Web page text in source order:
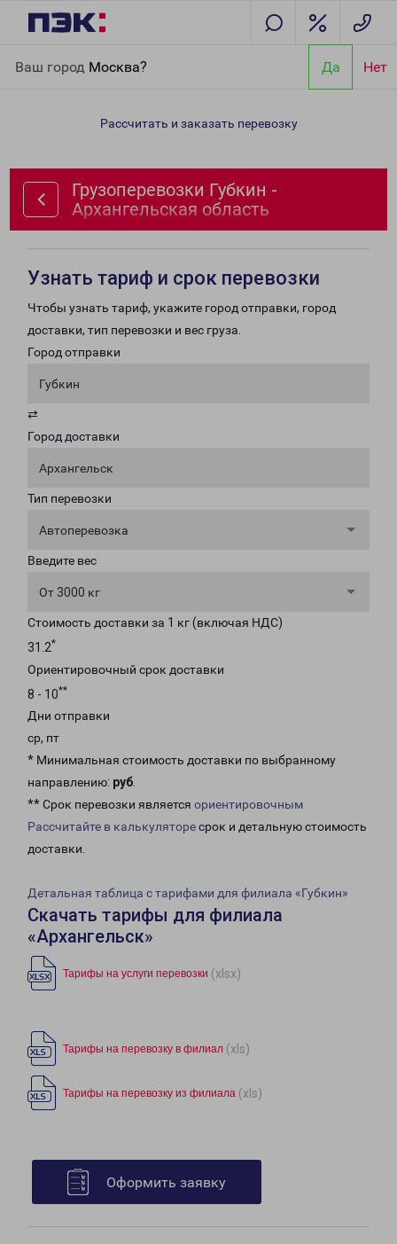
Ваш город Москва? Да Нет
Архангельская область
Рассчитать и заказать перевозку
Грузоперевозки Губкин -
Архангельская область
Узнать тариф и срок перевозки
Чтобы узнать тариф, укажите город отправки, город
доставки, тип перевозки и вес груза.
Город отправки
Губкин
⇄
Город доставки
Архангельск
Тип перевозки
Автоперевозка
Введите вес
От 3000 кг
Стоимость доставки за 1 кг (включая НДС)
31.2*
Ориентировочный срок доставки
8 - 10**
Дни отправки
ср, пт
* Минимальная стоимость доставки по выбранному
направлению: руб.
** Срок перевозки является ориентировочным
Рассчитайте в калькуляторесрок и детальную стоимость
доставки.
Детальная таблица с тарифами для филиала «Губкин»
Скачать тарифы для филиала
«Архангельск»
Тарифы на услуги перевозки (xlsx)
Тарифы на перевозку в филиал (xls)
Тарифы на перевозку из филиала (xls)
Оформить заявку